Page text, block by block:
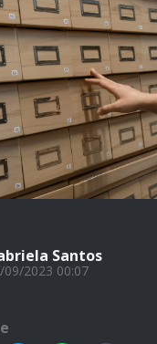
Santos
09/2023 00:07